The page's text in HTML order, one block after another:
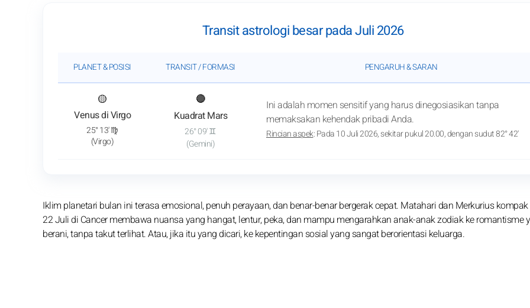
Transit astrologi besar pada Juli 2026
PLANET & POSISI TRANSIT / FORMASI PENGARUH & SARAN
🟡
Venus di Virgo
: Lihat analisis transit
25° 13' ♍
(Virgo)
🔴
Kuadrat Mars
26° 09' ♊
(Gemini)
Ini adalah momen sensitif yang harus dinegosiasikan tanpa
memaksakan kehendak pribadi Anda.
Rincian aspek: Pada 10 Juli 2026, sekitar pukul 20.00, dengan sudut 82° 42'
Iklim planetari bulan ini terasa emosional, penuh perayaan, dan benar-benar bergerak cepat. Matahari dan Merkurius
22 Juli di Cancer membawa nuansa yang hangat, lentur, peka, dan mampu mengarahkan anak-anak zodiak ke romantisme
berani, tanpa takut terlihat. Atau, jika itu yang dicari, ke kepentingan sosial yang sangat berorientasi keluarga.